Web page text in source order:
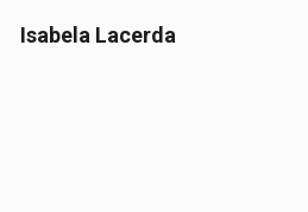
Isabela Lacerda